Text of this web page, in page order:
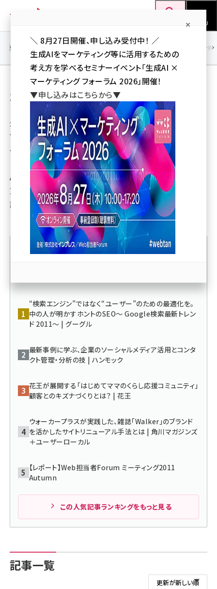
ン
MENU
seo (3528)
ai (2811)
youtube (2439)
note (2315)
セミナー (2308)
z世代 (1623)
meo (1277)
llmo (1166)
SEO アクセス解析／データ分析
【レポート】Web担当者Forumミーティング
2011 Autumn
企業ホームページとネット
マーケティングの実践情報
イベント、「Web担当者
Forumミーティング 2011
Autumun」が11月8日に東
京のベルサール八重洲で開催された。この記事では、基調
講演および展示各社セミナーの様子をお届けする。
“検索エンジン”ではなく“ユーザー”のための最適化を。
中の人が明かすホントのSEO～ Google検索最新トレン
ド 2011～ | グーグル
最新事例に学ぶ、企業のソーシャルメディア活用とコンタ
クト管理・分析の技 | ハンモック
花王が展開する「はじめてママのくらし応援コミュニティ」
顧客とのキズナづくりとは？ | 花王
ウォーカープラスが実践した、雑誌「Walker」のブランド
を活かしたサイトリニューアル手法とは | 角川マガジンズ
＋ユーザーローカル
【レポート】Web担当者Forum ミーティング2011
Autumn
この人気記事ランキングをもっと見る
記事一覧
＼ 8月27日開催、申し込み受付中！ ／
生成AIをマーケティング等に活用するための
考え方を学べるセミナーイベント「生成AI ×
マーケティング フォーラム 2026」開催！
▼申し込みはこちらから▼